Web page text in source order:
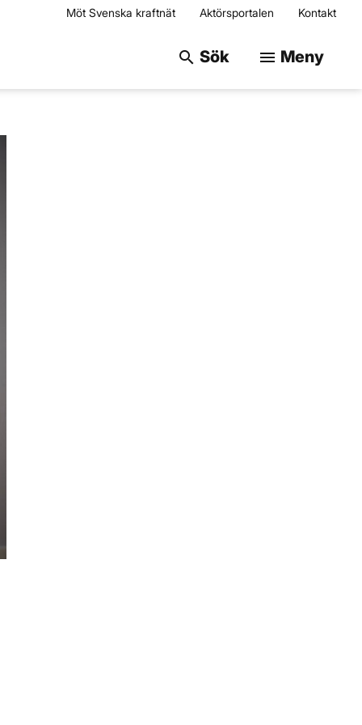
Möt Svenska kraftnät Aktörsportalen Kontakt
search Sök Sök på
menu Meny